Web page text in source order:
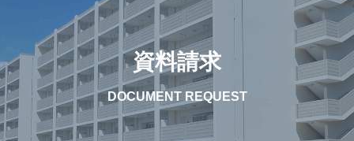
資料請求
DOCUMENT REQUEST